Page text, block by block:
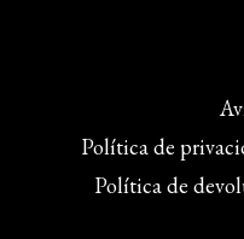
Política de
Política de